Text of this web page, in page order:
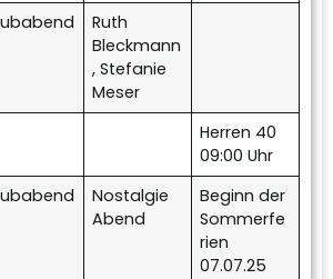
Ruth
Bleckmann
, Stefanie
Meser
Herren 40
09:00 Uhr
Nostalgie
Abend
Beginn der
Sommerfe
rien
07.07.25